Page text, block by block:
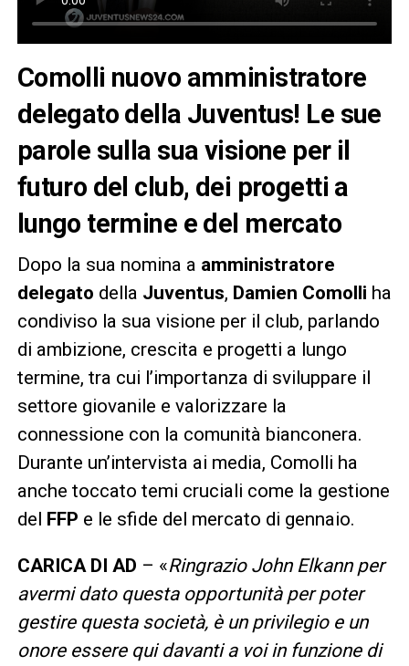
Comolli nuovo amministratore
delegato della Juventus! Le sue
parole sulla sua visione per il
futuro del club, dei progetti a
lungo termine e del mercato
Dopo la sua nomina a amministratore
delegato della Juventus, Damien Comolli ha
condiviso la sua visione per il club, parlando
di ambizione, crescita e progetti a lungo
termine, tra cui l’importanza di sviluppare il
settore giovanile e valorizzare la
connessione con la comunità bianconera.
Durante un’intervista ai media, Comolli ha
anche toccato temi cruciali come la gestione
del FFP e le sfide del mercato di gennaio.
CARICA DI AD – «Ringrazio John Elkann per
avermi dato questa opportunità per poter
gestire questa società, è un privilegio e un
onore essere qui davanti a voi in funzione di